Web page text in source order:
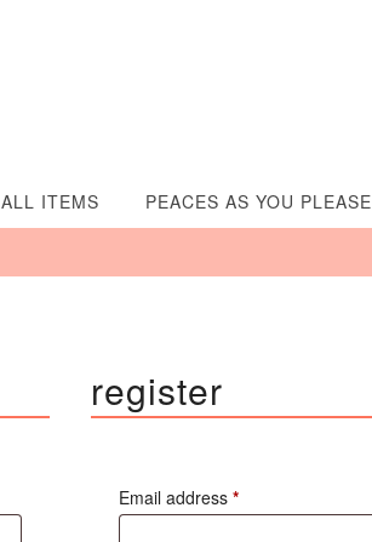
ALL ITEMS PEACES AS YOU PLEASE
register
Email address*Required